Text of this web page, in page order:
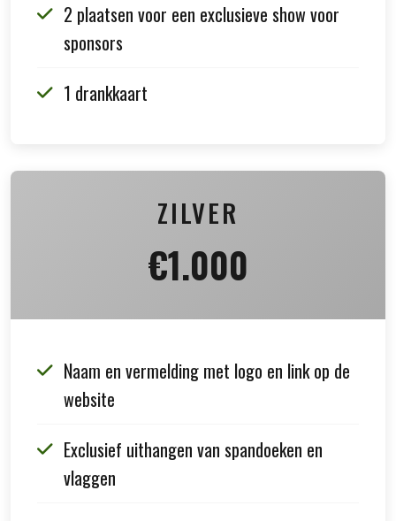
2 plaatsen voor een exclusieve show voor
sponsors
1 drankkaart
ZILVER
€1.000
Naam en vermelding met logo en link op de
website
Exclusief uithangen van spandoeken en
vlaggen